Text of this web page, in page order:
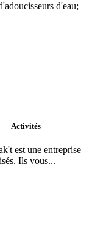
d'eau;
Activités
est une entreprise
Ils vous...